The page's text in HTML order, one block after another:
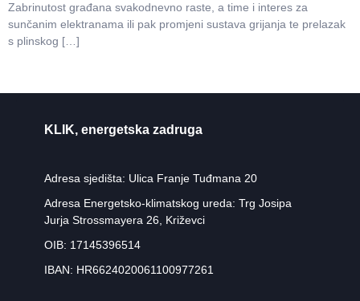
Zabrinutost građana svakodnevno raste, a time i interes za
sunčanim elektranama ili pak promjeni sustava grijanja te prelazak
s plinskog […]
KLIK, energetska zadruga
Adresa sjedišta: Ulica Franje Tuđmana 20
Adresa Energetsko-klimatskog ureda: Trg Josipa
Jurja Strossmayera 26, Križevci
OIB: 17145396514
IBAN: HR6624020061100977261